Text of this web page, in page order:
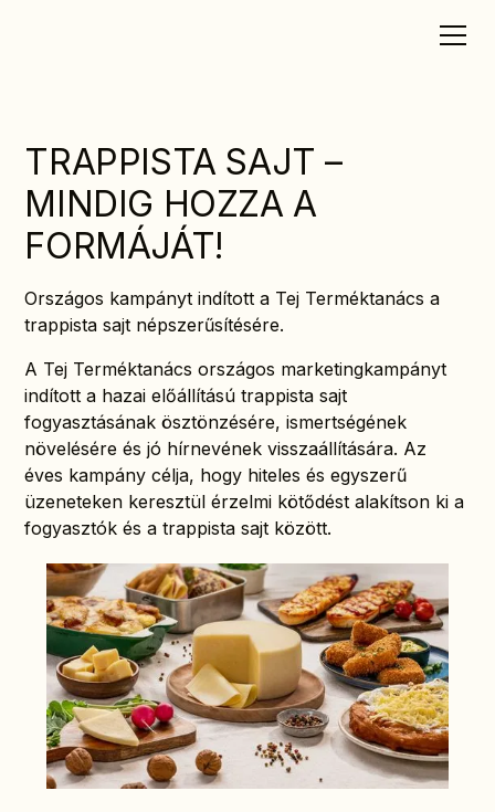
TRAPPISTA SAJT –
MINDIG HOZZA A
FORMÁJÁT!
Országos kampányt indított a Tej Terméktanács a
trappista sajt népszerűsítésére.
A Tej Terméktanács országos marketingkampányt
indított a hazai előállítású trappista sajt
fogyasztásának ösztönzésére, ismertségének
növelésére és jó hírnevének visszaállítására. Az
éves kampány célja, hogy hiteles és egyszerű
üzeneteken keresztül érzelmi kötődést alakítson ki a
fogyasztók és a trappista sajt között.